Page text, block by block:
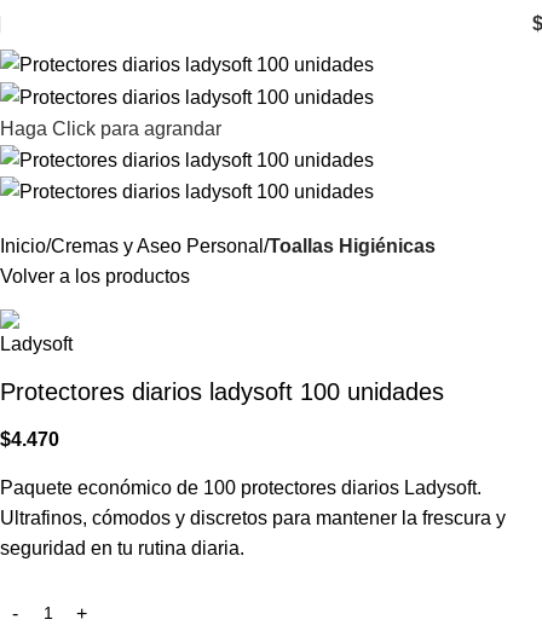
$
Haga Click para agrandar
Inicio Cremas y Aseo Personal Toallas Higiénicas
Volver a los productos
Protectores diarios ladysoft 100 unidades
$4.470
Paquete económico de 100 protectores diarios Ladysoft.
Ultrafinos, cómodos y discretos para mantener la frescura y
seguridad en tu rutina diaria.